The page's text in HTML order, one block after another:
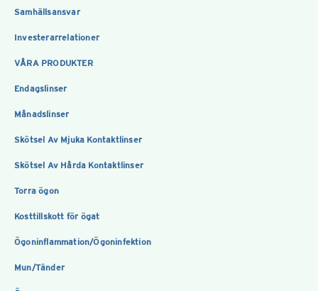
Samhällsansvar
Investerarrelationer
VÅRA PRODUKTER
Endagslinser
Månadslinser
Skötsel Av Mjuka Kontaktlinser
Skötsel Av Hårda Kontaktlinser
Torra ögon
Kosttillskott för ögat
Ögoninflammation/Ögoninfektion
Mun/Tänder